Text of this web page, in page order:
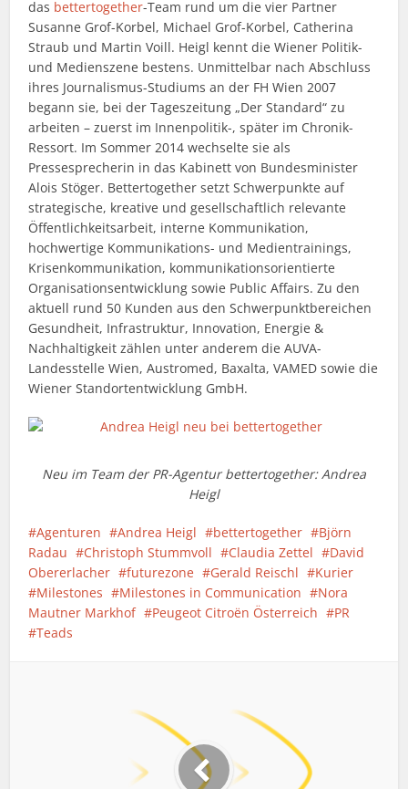
das bettertogether-Team rund um die vier Partner
Susanne Grof-Korbel, Michael Grof-Korbel, Catherina
Straub und Martin Voill. Heigl kennt die Wiener Politik-
und Medienszene bestens. Unmittelbar nach Abschluss
ihres Journalismus-Studiums an der FH Wien 2007
begann sie, bei der Tageszeitung „Der Standard“ zu
arbeiten – zuerst im Innenpolitik-, später im Chronik-
Ressort. Im Sommer 2014 wechselte sie als
Pressesprecherin in das Kabinett von Bundesminister
Alois Stöger. Bettertogether setzt Schwerpunkte auf
strategische, kreative und gesellschaftlich relevante
Öffentlichkeitsarbeit, interne Kommunikation,
hochwertige Kommunikations- und Medientrainings,
Krisenkommunikation, kommunikationsorientierte
Organisationsentwicklung sowie Public Affairs. Zu den
aktuell rund 50 Kunden aus den Schwerpunktbereichen
Gesundheit, Infrastruktur, Innovation, Energie &
Nachhaltigkeit zählen unter anderem die AUVA-
Landesstelle Wien, Austromed, Baxalta, VAMED sowie die
Wiener Standortentwicklung GmbH.
Neu im Team der PR-Agentur bettertogether: Andrea
Heigl
Agenturen Andrea Heigl bettertogether
Björn
Radau
Christoph Stummvoll Claudia Zettel
David
Obererlacher
futurezone Gerald Reischl
Kurier
Milestones
Milestones in Communication
Nora
Mautner Markhof
Peugeot Citroën Österreich
PR
Teads